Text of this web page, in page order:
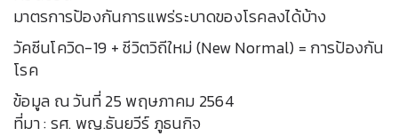
มาตรการป้องกันการแพร่ระบาดของโรคลงได้บ้าง
วัคซีนโควิด-19 + ชีวิตวิถีใหม่ (New Normal) = การป้องกัน
โรค
ข้อมูล ณ วันที่ 25 พฤษภาคม 2564
ที่มา : รศ. พญ.ธันยวีร์ ภูธนกิจ